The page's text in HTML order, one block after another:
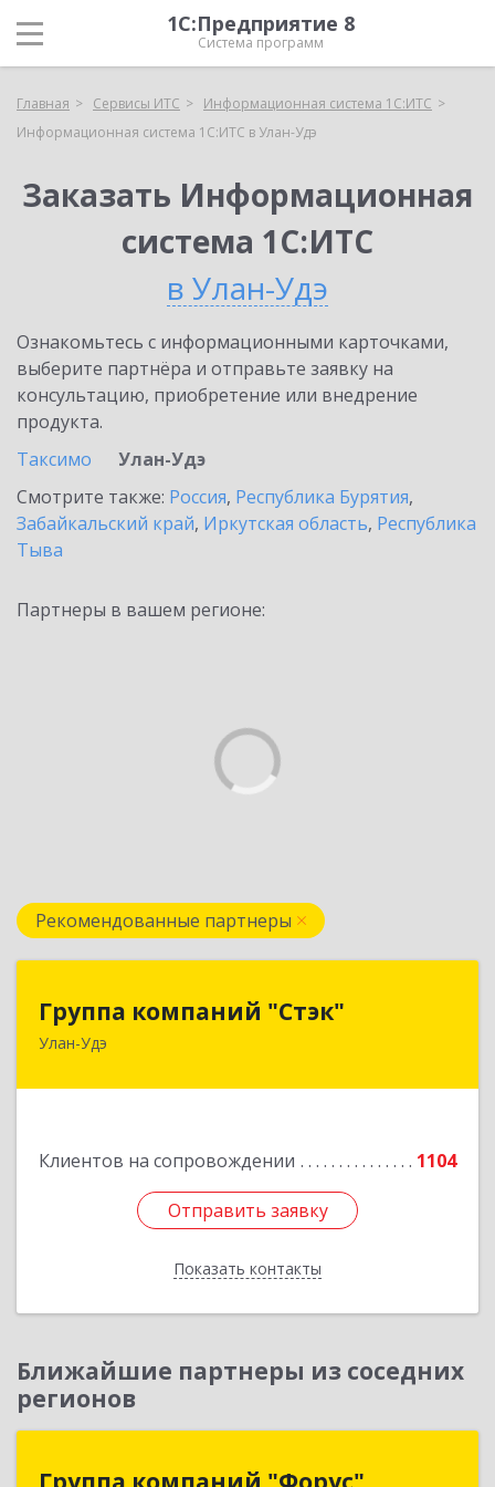
1С:Предприятие 8
Система программ
Главная Сервисы ИТС
Информационная система 1С:ИТС
Информационная система 1С:ИТС в Улан-Удэ
Заказать Информационная
система 1С:ИТС
в Улан-Удэ
Ознакомьтесь с информационными карточками,
выберите партнёра и отправьте заявку на
консультацию, приобретение или внедрение
продукта.
Таксимо
Улан-Удэ
Смотрите также: Россия, Республика Бурятия,
Забайкальский край, Иркутская область, Республика
Тыва
Партнеры в вашем регионе:
Рекомендованные партнеры
Группа компаний "Стэк"
Улан-Удэ
Клиентов на сопровождении 1104
Отправить заявку
Показать контакты
Группа компаний "Стэк"
670000, Бурятия Респ, Улан-Удэ г, Советская ул.,
Отправить заявку
Назад
Ближайшие партнеры из соседних
регионов
Группа компаний "Форус"